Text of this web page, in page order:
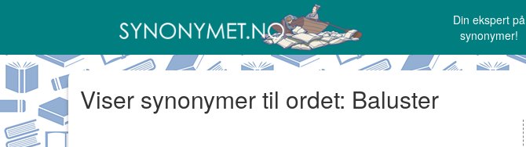
Din ekspert på
synonymer!
Viser synonymer til ordet: Baluster